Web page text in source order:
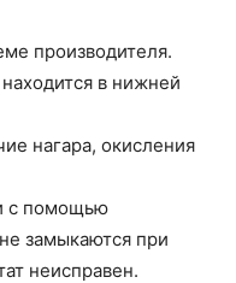
производителя.
в нижней
нагара, окисления
с помощью
замыкаются при
неисправен.